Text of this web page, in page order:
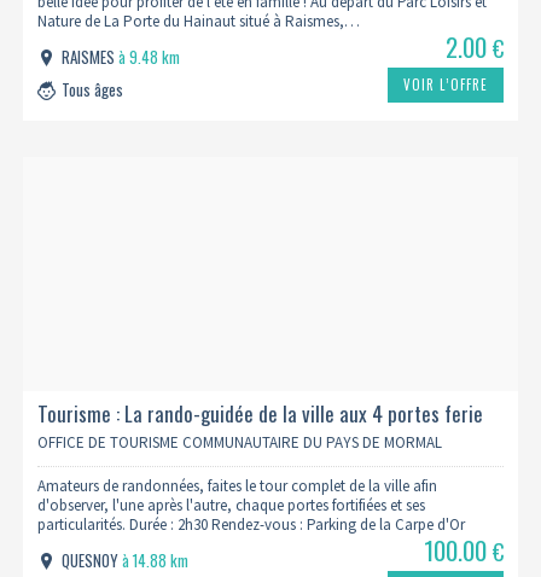
Nature de La Porte du Hainaut situé à Raismes,…
RAISMESà 9.48 km
Tous âges
2.00€
VOIR L’OFFRE
Tourisme : La rando-guidée de la ville aux 4 portes ferie
OFFICE DE TOURISME COMMUNAUTAIRE DU PAYS DE MORMAL
Amateurs de randonnées, faites le tour complet de la ville afin
d'observer, l'une après l'autre, chaque portes fortifiées et ses
particularités. Durée : 2h30 Rendez-vous : Parking de la Carpe d'Or
QUESNOYà 14.88 km
100.00€